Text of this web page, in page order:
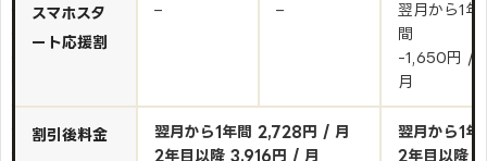
スマホスタ
ート応援割
– –
翌月から1年
間
-1,650円 /
月
割引後料金
翌月から1年間 2,728円 / 月
2年目以降 3,916円 / 月
翌月から1
2年目以降